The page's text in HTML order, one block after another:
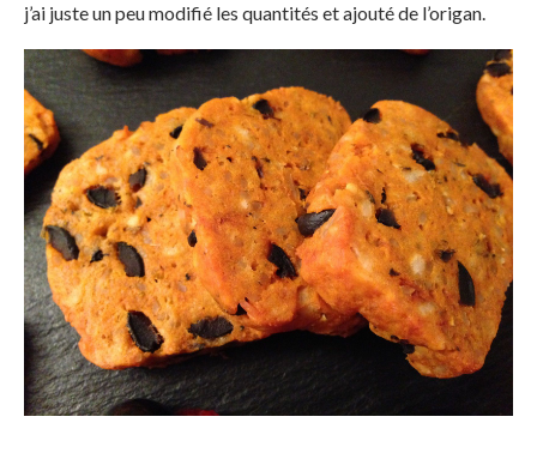
j’ai juste un peu modifié les quantités et ajouté de l’origan.